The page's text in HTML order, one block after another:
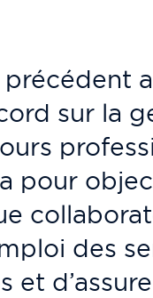
sur la
pour
des
et